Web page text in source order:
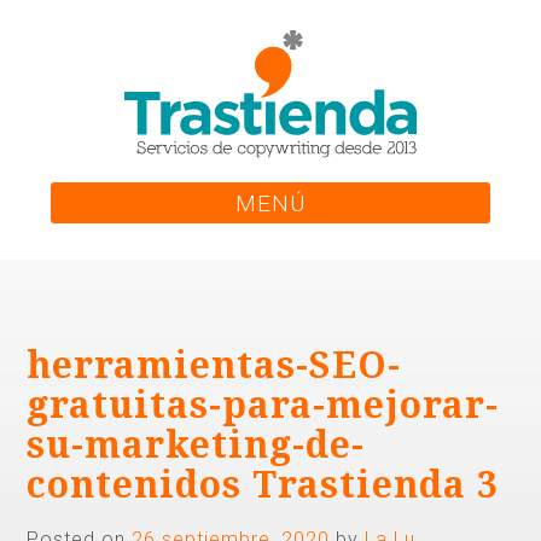
MENÚ
herramientas-SEO-
gratuitas-para-mejorar-
su-marketing-de-
contenidos Trastienda 3